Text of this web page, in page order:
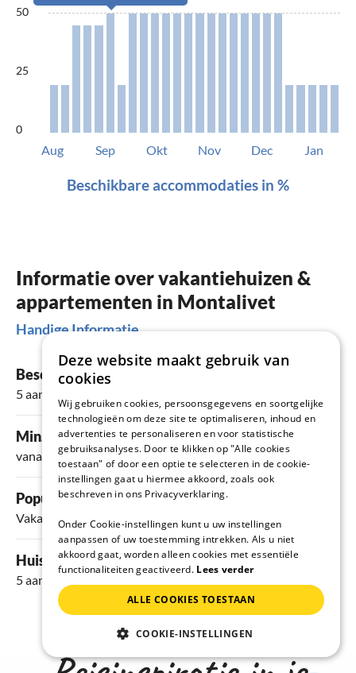
50
25
0
Aug Sep Okt Nov Dec Jan
Beschikbare accommodaties in %
Informatie over vakantiehuizen &
appartementen in Montalivet
Handige Informatie
Beschikbare vakantieverblijven
5 aanbiedingen
Min. prijs per nacht
vanaf 66 €
Populaire voorzieningen
Vakantie met hond Vaatwasser Televisie Tuin
Huisdieren toegestaan
5 aanbiedingen
Deze website maakt gebruik van
cookies
Wij gebruiken cookies, persoonsgegevens en soortgelijke
technologieën om deze site te optimaliseren, inhoud en
advertenties te personaliseren en voor statistische
gebruiksanalyses. Door te klikken op "Alle cookies
toestaan" of door een optie te selecteren in de cookie-
instellingen gaat u hiermee akkoord, zoals ook
beschreven in ons Privacyverklaring.
Onder Cookie-instellingen kunt u uw instellingen
aanpassen of uw toestemming intrekken. Als u niet
akkoord gaat, worden alleen cookies met essentiële
functionaliteiten geactiveerd. Lees verder
ALLE COOKIES TOESTAAN
COOKIE-INSTELLINGEN